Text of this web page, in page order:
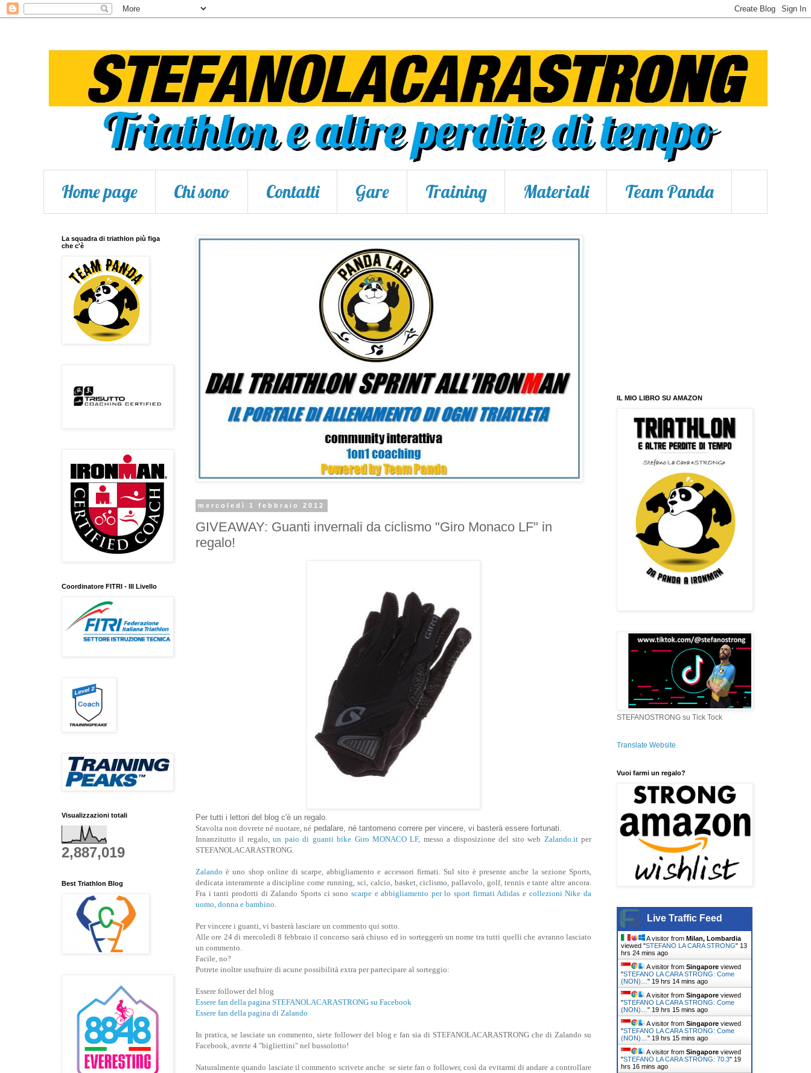
Home page Chi sono Contatti Gare Training Materiali Team Panda
mercoledì 1 febbraio 2012
GIVEAWAY: Guanti invernali da ciclismo "Giro Monaco LF" in
regalo!
Per tutti i lettori del blog c'è un regalo.
Stavolta non dovrete né nuotare, né pedalare, né tantomeno correre per vincere, vi basterà essere fortunati.
Innanzitutto il regalo,un paio di guanti bike Giro MONACO LF, messo a disposizione del sito web Zalando.itper
STEFANOLACARASTRONG.
Zalando è uno shop online di scarpe, abbigliamento e accessori firmati. Sul sito è presente anche la sezione Sports,
dedicata interamente a discipline come running, sci, calcio, basket, ciclismo, pallavolo, golf, tennis e tante altre ancora.
Fra i tanti prodotti di Zalando Sports ci sono scarpe e abbigliamento per lo sport firmati Adidas e collezioni Nike da
uomo, donna e bambino.
Per vincere i guanti, vi basterà lasciare un commento qui sotto.
Alle ore 24 di mercoledì 8 febbraio il concorso sarà chiuso ed io sorteggerò un nome tra tutti quelli che avranno lasciato
un commento.
Facile, no?
Potrete inoltre usufruire di acune possibilità extra per partecipare al sorteggio:
Essere follower del blog
Essere fan della pagina STEFANOLACARASTRONG su Facebook
Essere fan della pagina di Zalando
In pratica, se lasciate un commento, siete follower del blog e fan sia di STEFANOLACARASTRONG che di Zalando su
Facebook, avrete 4 "bigliettini" nel bussolotto!
Naturalmente quando lasciate il commento scrivete anche se siete fan o follower, così da evitarmi di andare a controllare
La squadra di triathlon più figa
che c'è
Coordinatore FITRI - III Livello
Visualizzazioni totali
2,887,019
Best Triathlon Blog
IL MIO LIBRO SU AMAZON
STEFANOSTRONG su Tick Tock
Translate Website
Vuoi farmi un regalo?
Live Traffic Feed
A visitor from Milan, Lombardia
viewed "STEFANO LA CARA STRONG" 13
hrs 24 mins ago
A visitor from Singapore viewed
"STEFANO LA CARA STRONG: Come
(NON)… " 19 hrs 14 mins ago
A visitor from Singapore viewed
"STEFANO LA CARA STRONG: Come
(NON)… " 19 hrs 15 mins ago
A visitor from Singapore viewed
"STEFANO LA CARA STRONG: Come
(NON)… " 19 hrs 15 mins ago
A visitor from Singapore viewed
"STEFANO LA CARA STRONG: 70.3" 19
hrs 16 mins ago